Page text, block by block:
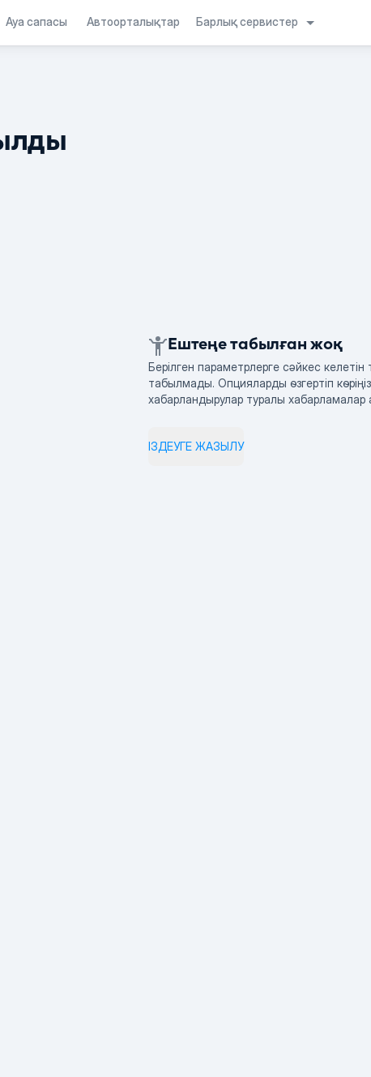
Ауа сапасы Автоорталықтар Барлық сервистер
Ештеңе табылған жоқ
Берілген параметрлерге сәйкес келетін
табылмады. Опцияларды өзгертіп
хабарландырулар туралы хабарламалар
ІЗДЕУГЕ ЖАЗЫЛУ